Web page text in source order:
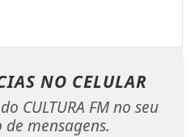
NO CELULAR
CULTURA FM no seu
mensagens.